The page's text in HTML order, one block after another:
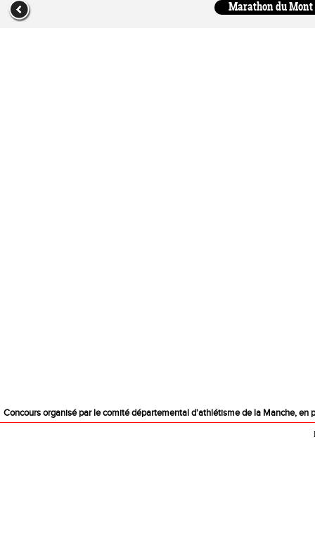
Marathon du Mont
Concours organisé par le comité départemental d'athlétisme de la Manche,